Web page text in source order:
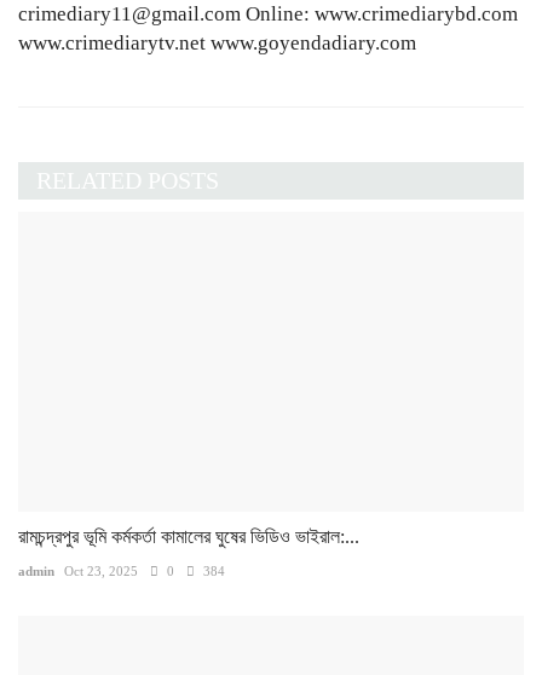
crimediary11@gmail.com Online: www.crimediarybd.com
www.crimediarytv.net www.goyendadiary.com
RELATED POSTS
রামচন্দ্রপুর ভূমি কর্মকর্তা কামালের ঘুষের ভিডিও ভাইরাল:...
admin Oct 23, 2025 0 384